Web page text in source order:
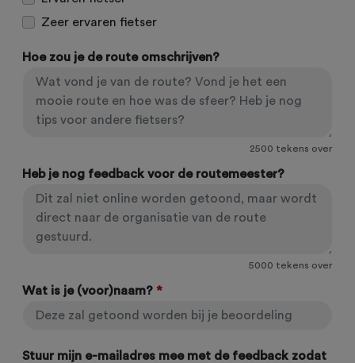
Zeer ervaren fietser
Hoe zou je de route omschrijven?
2500 tekens over
Heb je nog feedback voor de routemeester?
5000 tekens over
Wat is je (voor)naam? *
Stuur mijn e-mailadres mee met de feedback zodat